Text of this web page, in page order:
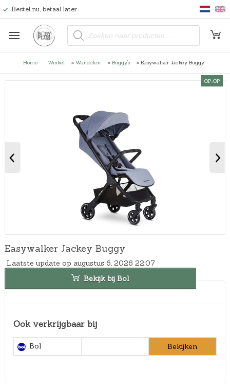
Bestel nu, betaal later
P
o
Home Winkel » Wandelen » Buggy's » Easywalker Jackey Buggy
OP=OP
Easywalker Jackey Buggy
Laatste update op augustus 6, 2026 22:07
Bekijk bij Bol
Ook verkrijgbaar bij
Bol Bekijken